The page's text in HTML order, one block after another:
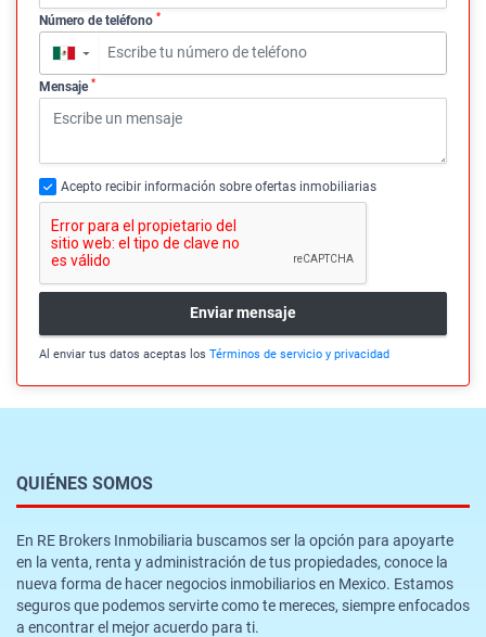
Número de teléfono *
▼
Mensaje *
Acepto recibir información sobre ofertas inmobiliarias
Enviar mensaje
Al enviar tus datos aceptas los Términos de servicio y privacidad
QUIÉNES SOMOS
En RE Brokers Inmobiliaria buscamos ser la opción para apoyarte
en la venta, renta y administración de tus propiedades, conoce la
nueva forma de hacer negocios inmobiliarios en Mexico. Estamos
seguros que podemos servirte como te mereces, siempre enfocados
a encontrar el mejor acuerdo para ti.